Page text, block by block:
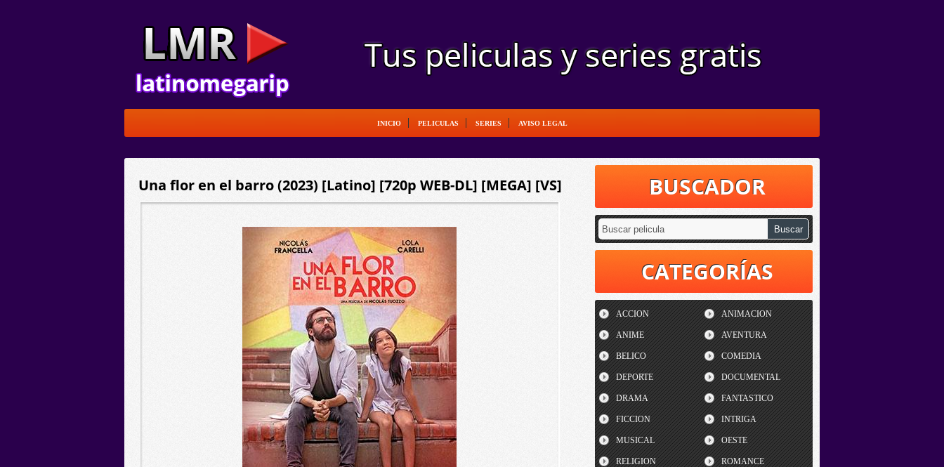
INICIO PELICULAS SERIES AVISO LEGAL
Una flor en el barro (2023) [Latino] [720p WEB-DL] [MEGA] [VS] BUSCADOR
CATEGORÍAS
ACCION ANIMACION
ANIME AVENTURA
BELICO COMEDIA
DEPORTE DOCUMENTAL
DRAMA FANTASTICO
FICCION INTRIGA
MUSICAL OESTE
RELIGION ROMANCE